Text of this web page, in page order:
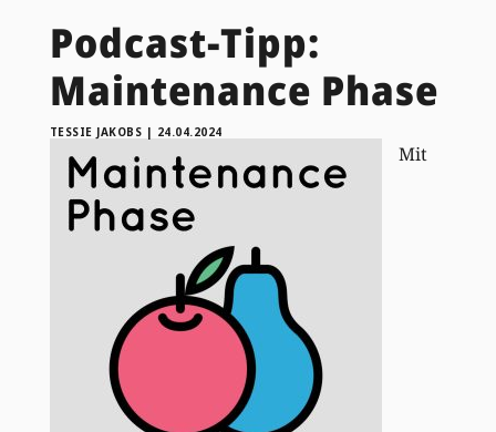
Podcast-Tipp:
Maintenance Phase
TESSIE JAKOBS | 24.04.2024
Mit